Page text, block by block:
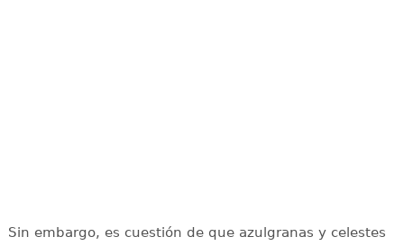
Sin embargo, es cuestión de que azulgranas y celestes